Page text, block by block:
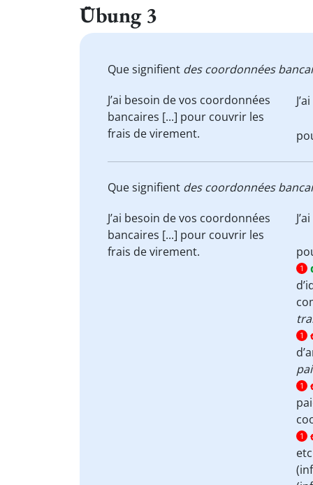
Übung 3
Que signifient des coordonnées
J’ai besoin de vos coordonnées
bancaires [...] pour couvrir les
frais de virement.
Que signifient des coordonnées
J’ai besoin de vos coordonnées
bancaires [...] pour couvrir les
frais de virement.
1
1
1
1